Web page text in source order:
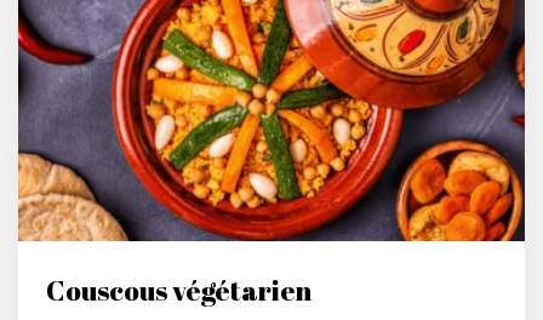
Couscous végétarien